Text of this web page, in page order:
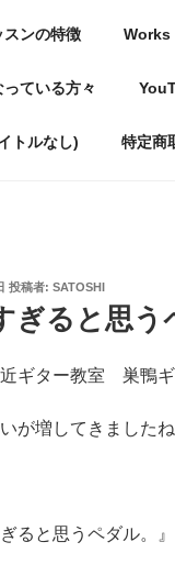
巣鴨
ンの特徴 Works
ている方々
トルなし) 特定商
投稿者: SATOSHI
ぎると思う
ギター教室 巣鴨ギ
が増してきました
ると思うペダル。』